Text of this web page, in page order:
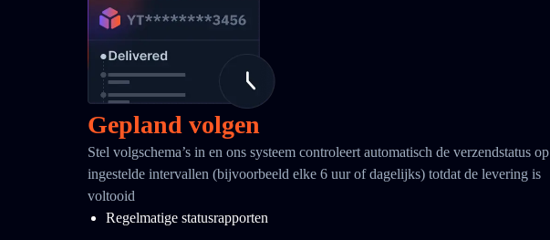
Gepland volgen
Stel volgschema’s in en ons systeem controleert automatisch de verzendstatus op
ingestelde intervallen (bijvoorbeeld elke 6 uur of dagelijks) totdat de levering is
voltooid
Regelmatige statusrapporten